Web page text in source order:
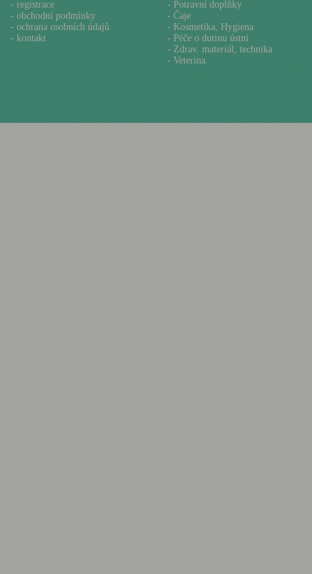
- registrace
- obchodní podmínky
- ochrana osobních údajů
- kontakt
- Potravní doplňky
- Čaje
- Kosmetika, Hygiena
- Péče o dutinu ústní
- Zdrav. materiál, technika
- Veterina